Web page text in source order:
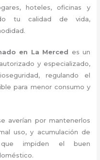
hoteles, oficinas y
tu calidad de vida,
en La Merced es un
y especializado,
regulando el
para menor consumo y
averían por mantenerlos
uso, y acumulación de
impiden el buen